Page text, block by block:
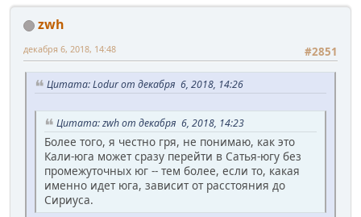
zwh
#2851
декабря 6, 2018, 14:48
Цитата: Lodur от декабря 6, 2018, 14:26
Цитата: zwh от декабря 6, 2018, 14:23
Более того, я честно гря, не понимаю, как это
Кали-юга может сразу перейти в Сатья-югу без
промежуточных юг -- тем более, если то, какая
именно идет юга, зависит от расстояния до
Сириуса.